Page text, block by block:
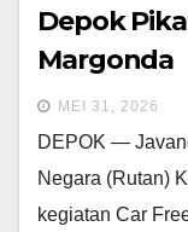
Depok
Margonda
MEI 31, 2026
DEPOK —
Negara (Rutan)
kegiatan Car